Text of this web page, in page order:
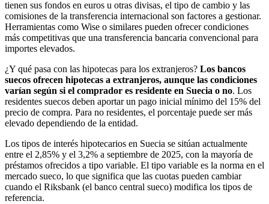
tienen sus fondos en euros u otras divisas, el tipo de cambio y las
comisiones de la transferencia internacional son factores a gestionar.
Herramientas como Wise o similares pueden ofrecer condiciones
más competitivas que una transferencia bancaria convencional para
importes elevados.
¿Y qué pasa con las hipotecas para los extranjeros? Los bancos
suecos ofrecen hipotecas a extranjeros, aunque las condiciones
varían según si el comprador es residente en Suecia o no. Los
residentes suecos deben aportar un pago inicial mínimo del 15% del
precio de compra. Para no residentes, el porcentaje puede ser más
elevado dependiendo de la entidad.
Los tipos de interés hipotecarios en Suecia se sitúan actualmente
entre el 2,85% y el 3,2% a septiembre de 2025, con la mayoría de
préstamos ofrecidos a tipo variable. El tipo variable es la norma en el
mercado sueco, lo que significa que las cuotas pueden cambiar
cuando el Riksbank (el banco central sueco) modifica los tipos de
referencia.